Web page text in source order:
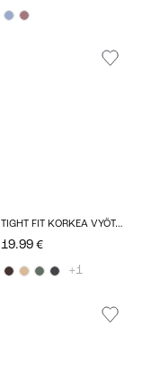
TIGHT FIT KORKEA VYÖTÄRÖ SHORTSIT
19.99 €
+1